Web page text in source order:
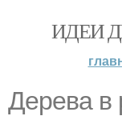
ИДЕИ
Дерева в